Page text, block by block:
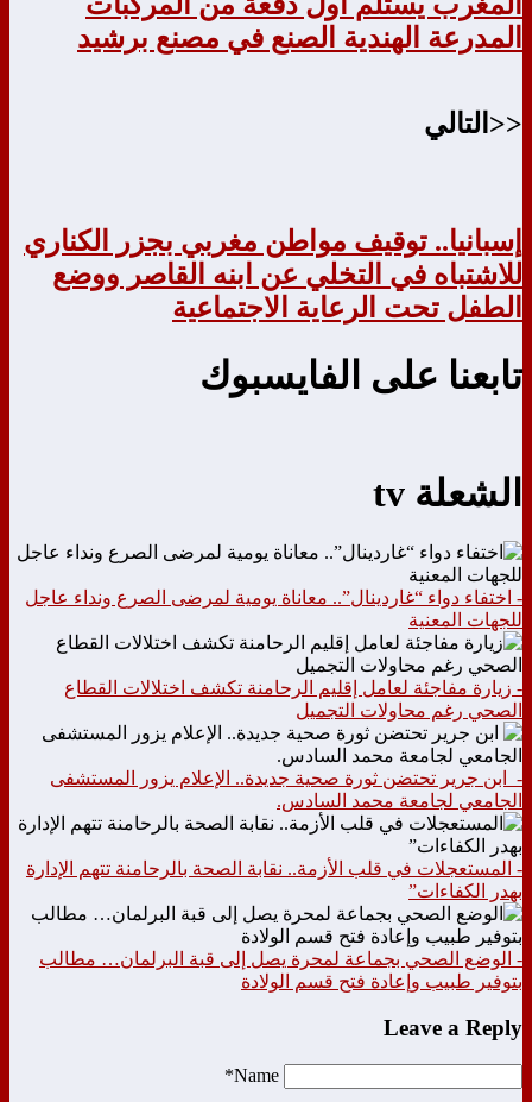
المدرعة الهندية الصنع في مصنع برشيد
<<التالي
إسبانيا.. توقيف مواطن مغربي بجزر الكناري
للاشتباه في التخلي عن ابنه القاصر ووضع
الطفل تحت الرعاية الاجتماعية
تابعنا على الفايسبوك
الشعلة tv
- اختفاء دواء “غاردينال”.. معاناة يومية لمرضى الصرع ونداء عاجل
للجهات المعنية
- زيارة مفاجئة لعامل إقليم الرحامنة تكشف اختلالات القطاع
الصحي رغم محاولات التجميل
- ابن جرير تحتضن ثورة صحية جديدة.. الإعلام يزور المستشفى
الجامعي لجامعة محمد السادس.
- المستعجلات في قلب الأزمة.. نقابة الصحة بالرحامنة تتهم الإدارة
بهدر الكفاءات”
- الوضع الصحي بجماعة لمحرة يصل إلى قبة البرلمان… مطالب
بتوفير طبيب وإعادة فتح قسم الولادة
Leave a Reply
Name*